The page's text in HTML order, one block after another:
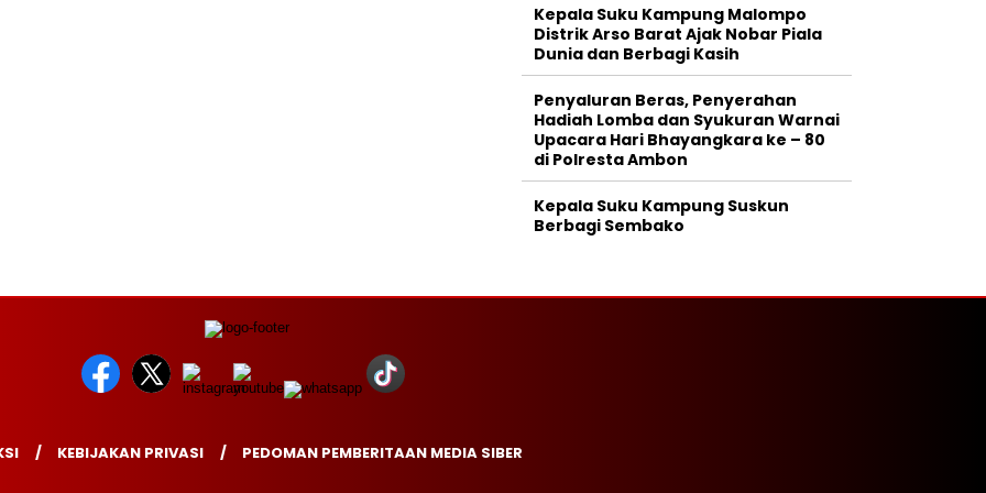
Kepala Suku Kampung Malompo
Distrik Arso Barat Ajak Nobar Piala
Dunia dan Berbagi Kasih
Penyaluran Beras, Penyerahan
Hadiah Lomba dan Syukuran Warnai
Upacara Hari Bhayangkara ke – 80
di Polresta Ambon
Kepala Suku Kampung Suskun
Berbagi Sembako
KEBIJAKAN PRIVASI PEDOMAN PEMBERITAAN MEDIA SIBER